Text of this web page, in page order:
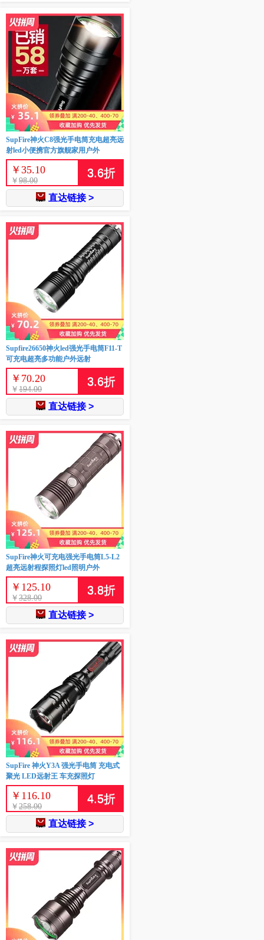
SupFire神火C8强光手电筒充电超亮远
射led小便携官方旗舰家用户外
￥ 35.10
￥ 98.00
3.6折
直达链接 >
Supfire26650神火led强光手电筒F11-T
可充电超亮多功能户外远射
￥ 70.20
￥ 194.00
3.6折
直达链接 >
SupFire神火可充电强光手电筒L5-L2
超亮远射程探照灯led照明户外
￥ 125.10
￥ 328.00
3.8折
直达链接 >
SupFire 神火Y3A 强光手电筒 充电式
聚光 LED远射王 车充探照灯
￥ 116.10
￥ 258.00
4.5折
直达链接 >